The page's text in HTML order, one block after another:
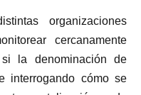
organizaciones
cercanamente
si la denominación de
interrogando cómo se